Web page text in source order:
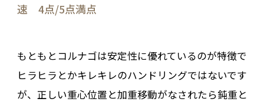
速 4点/5点満点
もともとコルナゴは安定性に優れているのが特徴で
ヒラヒラとかキレキレのハンドリングではないです
が、正しい重心位置と加重移動がなされたら鈍重と